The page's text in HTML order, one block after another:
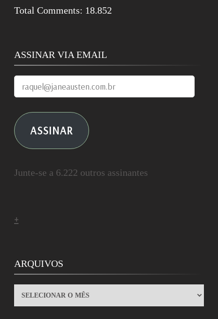
Total Comments: 18.852
ASSINAR VIA EMAIL
raquel@janeausten.com.br
ASSINAR
Junte-se a 6.222 outros assinantes
+
ARQUIVOS
ARQUIVOS